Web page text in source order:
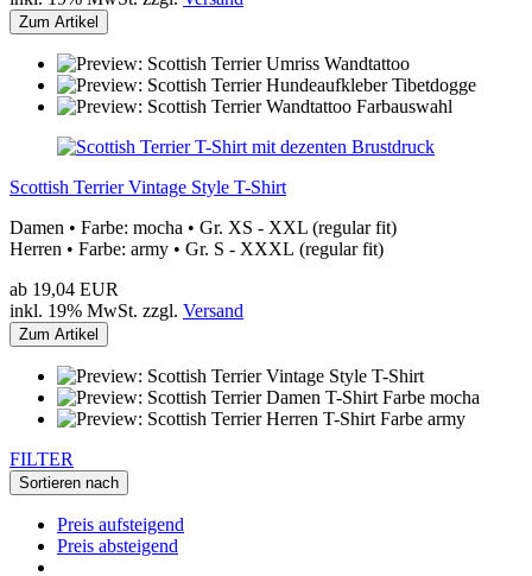
Zum Artikel
Scottish Terrier Vintage Style T-Shirt
Damen • Farbe: mocha • Gr. XS - XXL (regular fit)
Herren • Farbe: army • Gr. S - XXXL (regular fit)
ab 19,04 EUR
inkl. 19% MwSt. zzgl. Versand
Zum Artikel
FILTER
Sortieren nach
Preis aufsteigend
Preis absteigend